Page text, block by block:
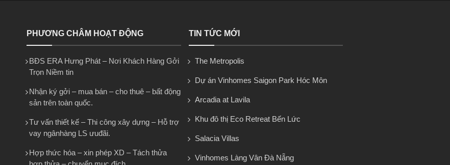
PHƯƠNG CHÂM HOẠT ĐỘNG
BĐS ERA Hưng Phát – Nơi Khách Hàng Gởi
Trọn Niềm tin
Nhận ký gởi – mua bán – cho thuê – bất động
sản trên toàn quốc.
Tư vấn thiết kế – Thi công xây dựng – Hỗ trợ
vay ngânhàng LS ưuđãi.
Hợp thức hóa – xin phép XD – Tách thửa
TIN TỨC MỚI
The Metropolis
Dự án Vinhomes Saigon Park Hóc Môn
Arcadia at Lavila
Khu đô thị Eco Retreat Bến Lức
Salacia Villas
Vinhomes Làng Vân Đà Nẵng